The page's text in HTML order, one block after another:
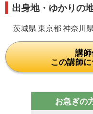
出身地・ゆかりの
茨城県 東京都 神奈川県
講
この講師
お急ぎの